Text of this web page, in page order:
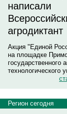
написали
агродиктант
Акция "Единой
на площадке
государственного
технологического
Регион сегодня